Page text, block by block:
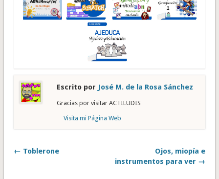
Escrito por José M. de la Rosa Sánchez
Gracias por visitar ACTILUDIS
Visita mi Página Web
← Toblerone
Ojos, miopía e
instrumentos para ver →